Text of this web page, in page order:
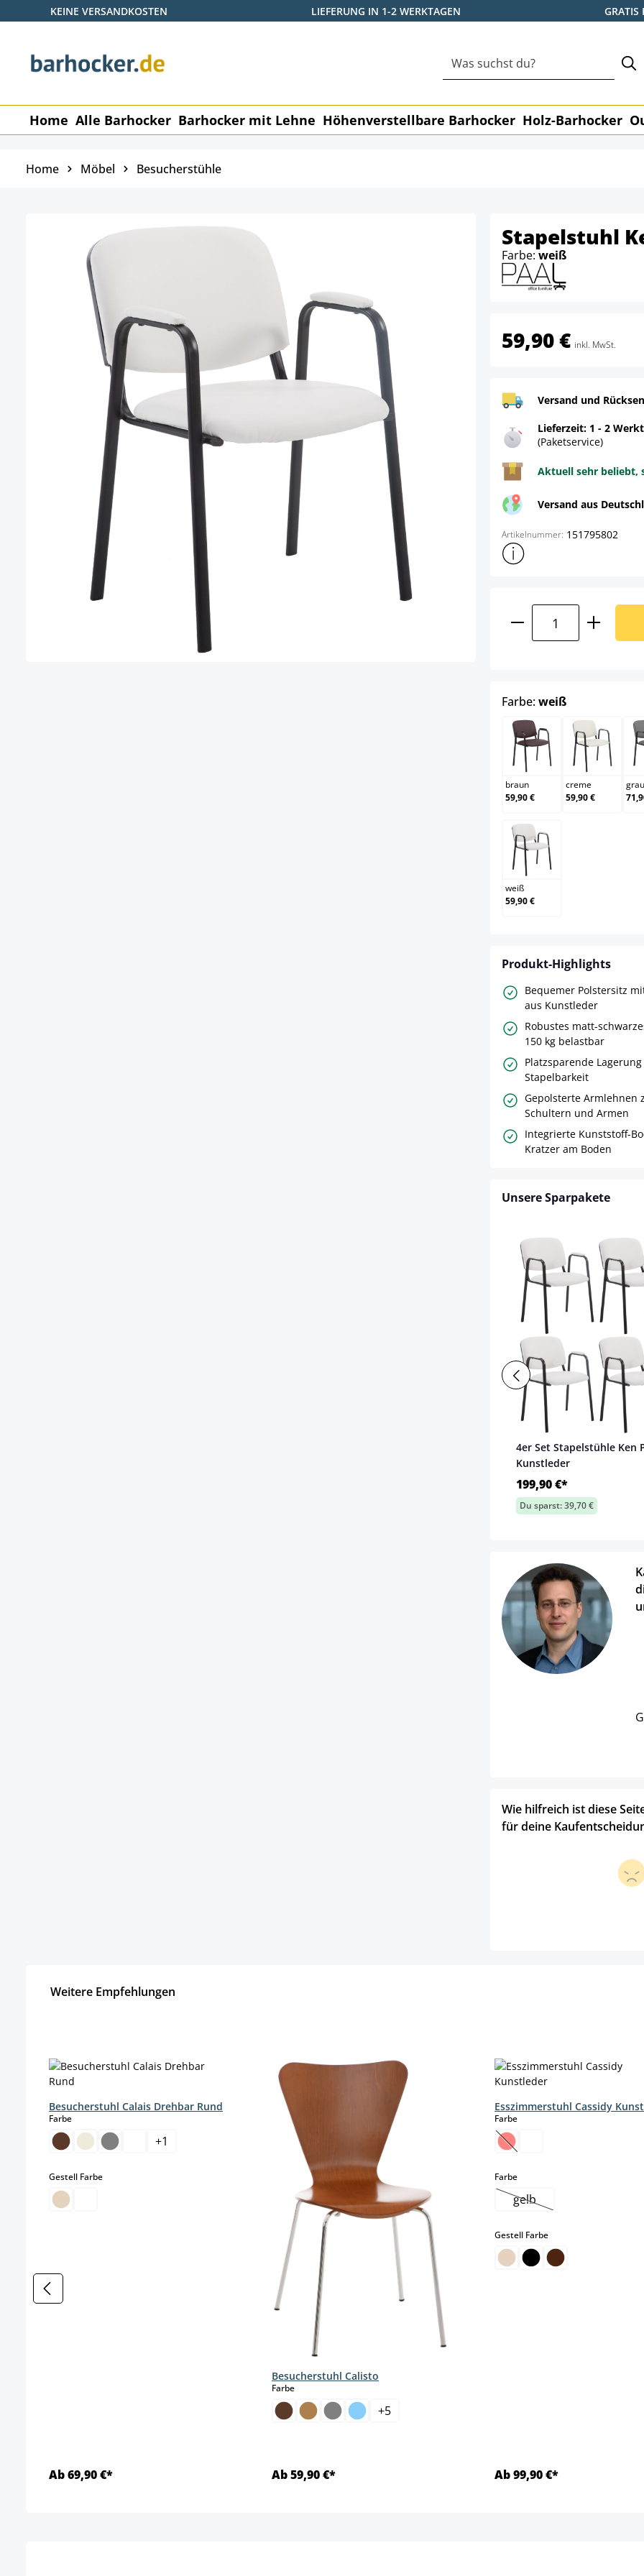
Hauptinhalt springen
Zur Suche springen
Zur Hauptnavigation springen
KEINE VERSANDKOSTEN LIEFERUNG IN 1-2 WERKTAGEN GRATIS
Home Alle Barhocker Barhocker mit Lehne Höhenverstellbare Barhocker Holz-Barhocker
Home Möbel Besucherstühle
Stapelstuhl
Farbe: weiß
59,90 € inkl. MwSt.
Versand und
Lieferzeit: 1 - 2
(Paketservice)
Aktuell sehr beliebt,
Versand aus
Artikelnummer: 151795802
Weitere
Produkt Anzahl:
Farbe:weißauswählen
braun
braun
59,90 €
creme
creme
59,90 €
grau
weiß
weiß
59,90 €
Produkt-Highlights
Bequemer Polstersitz
aus Kunstleder
Robustes matt-
150 kg belastbar
Platzsparende
Stapelbarkeit
Gepolsterte Armlehnen
Schultern und Armen
Integrierte Kunststoff-
Kratzer am Boden
Unsere Sparpakete
4er Set Stapelstühle Ken
Kunstleder
199,90 €*
Du sparst: 39,70 €
Wie hilfreich ist diese
für deine
Weitere Empfehlungen
Besucherstuhl Calais Drehbar Rund
Farbeauswählen
+1
Gestell Farbeauswählen
Ab 69,90 €*
Besucherstuhl Calisto
Farbeauswählen
+5
Ab 59,90 €*
Esszimmerstuhl Cassidy
Farbeauswählen
(Diese Option ist zurzeit
Farbeauswählen
gelb(Diese Option ist
Gestell Farbeauswählen
Ab 99,90 €*